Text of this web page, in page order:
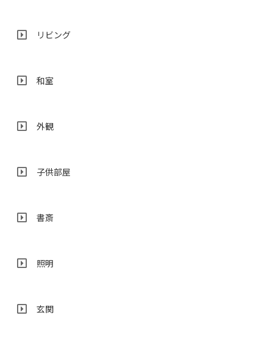
リビング
和室
外観
子供部屋
書斎
照明
玄関